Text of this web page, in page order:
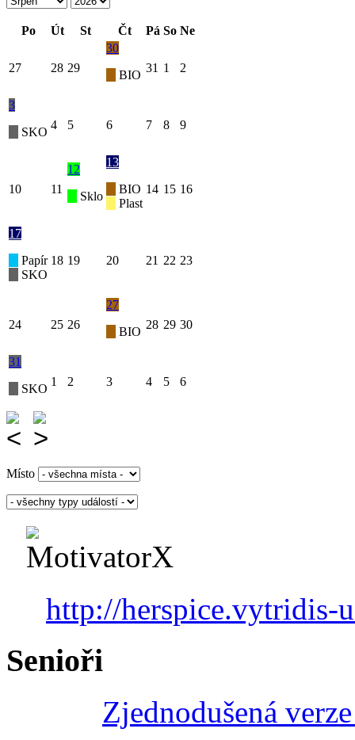
Po Út St Čt Pá So Ne
27 28 29
30
BIO
31 1 2
3
SKO
4 5 6 7 8 9
10 11
12
Sklo
13
BIO
Plast
14 15 16
17
Papír
SKO
18 19 20 21 22 23
24 25 26
27
BIO
28 29 30
31
SKO
1 2 3 4 5 6
Místo
http://herspice.vytridis-
Senioři
Zjednodušená